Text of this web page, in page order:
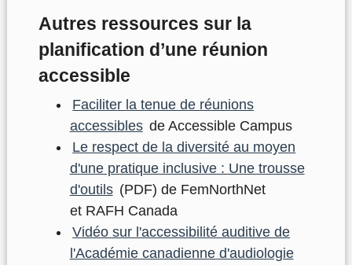
Autres ressources sur la
planification d’une réunion
accessible
Faciliter la tenue de réunions
accessibles de Accessible Campus
Le respect de la diversité au moyen
d'une pratique inclusive : Une trousse
d'outils (PDF) de FemNorthNet
et RAFH Canada
Vidéo sur l'accessibilité auditive de
l'Académie canadienne d'audiologie